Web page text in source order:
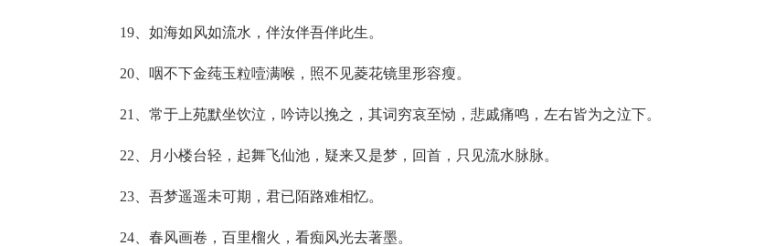
19、如海如风如流水，伴汝伴吾伴此生。
20、咽不下金莼玉粒噎满喉，照不见菱花镜里形容瘦。
21、常于上苑默坐饮泣，吟诗以挽之，其词穷哀至恸，悲戚痛鸣，左右皆为之泣下。
22、月小楼台轻，起舞飞仙池，疑来又是梦，回首，只见流水脉脉。
23、吾梦遥遥未可期，君已陌路难相忆。
24、春风画卷，百里榴火，看痴风光去著墨。